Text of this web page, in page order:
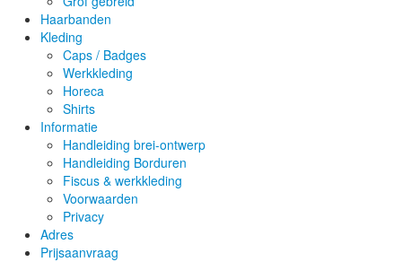
Haarbanden
Kleding
Caps / Badges
Werkkleding
Horeca
Shirts
Informatie
Handleiding brei-ontwerp
Handleiding Borduren
Fiscus & werkkleding
Voorwaarden
Privacy
Adres
Prijsaanvraag